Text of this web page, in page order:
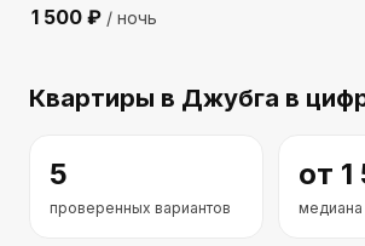
1 500 ₽ / ночь
Квартиры в Джубга в
5
проверенных вариантов
от 1
медиана